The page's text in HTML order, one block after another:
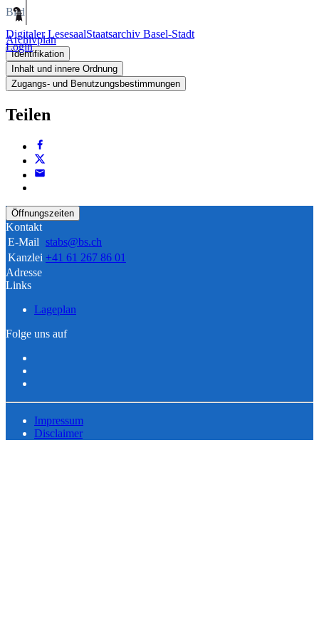
Digitaler LesesaalStaatsarchiv Basel-Stadt
Login
Bild
Archivplan
Identifikation
Inhalt und innere Ordnung
Zugangs- und Benutzungsbestimmungen
Teilen
Öffnungszeiten
Kontakt
E-Mail stabs@bs.ch
Kanzlei +41 61 267 86 01
Adresse
Links
Lageplan
Folge uns auf
Impressum
Disclaimer